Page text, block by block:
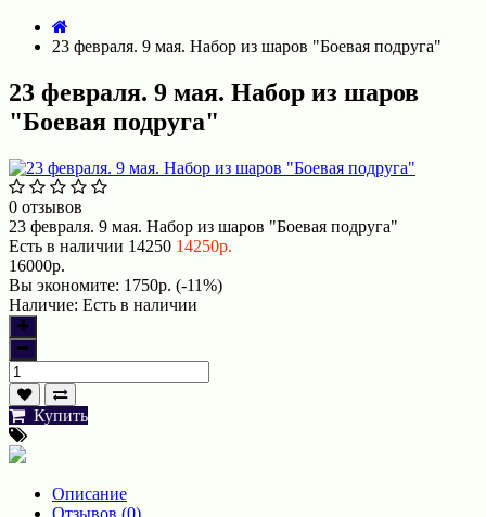
23 февраля. 9 мая. Набор из шаров "Боевая подруга"
23 февраля. 9 мая. Набор из шаров
"Боевая подруга"
0 отзывов
23 февраля. 9 мая. Набор из шаров "Боевая подруга"
Есть в наличии 14250 14250р.
16000р.
Вы экономите: 1750р. (-11%)
Наличие: Есть в наличии
Купить
Описание
Отзывов (0)